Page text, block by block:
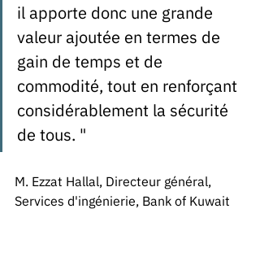
il apporte donc une grande
valeur ajoutée en termes de
gain de temps et de
commodité, tout en renforçant
considérablement la sécurité
de tous. "
M. Ezzat Hallal, Directeur général,
Services d'ingénierie, Bank of Kuwait